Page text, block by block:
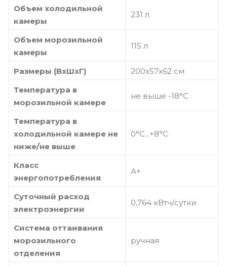
Объем холодильной
камеры
231 л
Объем морозильной
камеры
115 л
Размеры (ВхШхГ)
200х57х62 см
Температура в
морозильной камере
не выше -18°С
Температура в
холодильной камере не
ниже/не выше
0°С...+8°С
Класс
энергопотребления
А+
Суточный расход
электроэнергии
0,764 кВтч/сутки
Система оттаивания
морозильного
отделения
ручная